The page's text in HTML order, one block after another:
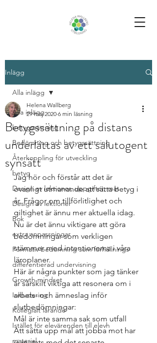
Inlägg
Alla inlägg
betygssättning
Bedömning och betygssättning
Återkoppling för utveckling
betyg
Design av lektioner, uppgifter, mat
Design av lektioner
Bok
extra anpassningar
Formativ bedömning som förhållnings
differentierad undervisning
Growth mindset
Inkludering
Kollegialt lärande
Istället för elevärenden till elevh
material
Alla inlägg
Betygssättning på distans
underlättas av ett salutogent
synsätt
Helena Wallberg
29 maj 2020 6 min läsning
Jag hör och förstår att det är
ovanligt utmanande att sätta betyg i
år. Frågor om tillförlitlighet och
giltighet är ännu mer aktuella idag.
Nu är det ännu viktigare att göra
bedömningar som verkligen
stämmer med intentionerna i våra
läroplaner.
Här är några punkter som jag tänker
är särskilt viktiga att resonera om i
arbets- och ämneslag inför
slutbedömningar:
Mål är inte samma sak som utfall
Att sätta upp mål att jobba mot har